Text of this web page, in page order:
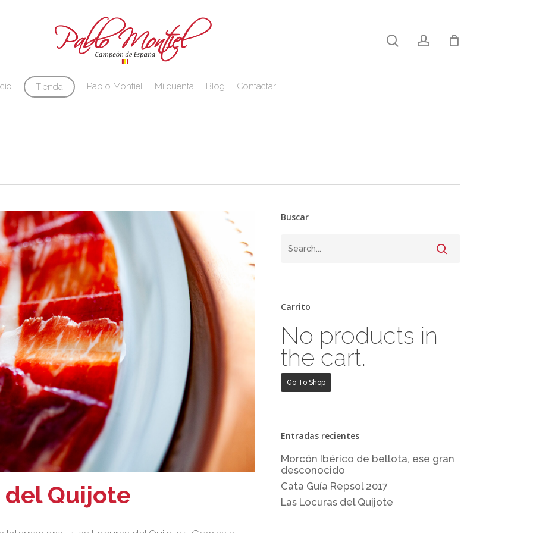
Tienda Pablo Montiel Mi cuenta Blog Contactar
Cart
del Quijote
Buscar
Carrito
No products in
the cart.
Go To Shop
Entradas recientes
Morcón Ibérico de bellota, ese gran
desconocido
Cata Guía Repsol 2017
Las Locuras del Quijote